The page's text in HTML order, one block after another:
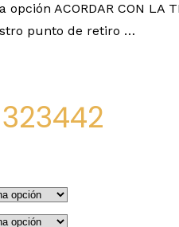
opción ACORDAR CON LA
punto de retiro …
323442